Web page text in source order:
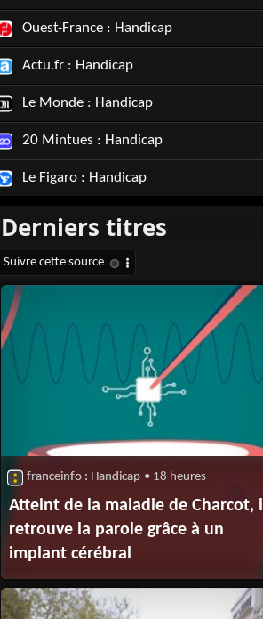
Ouest-France : Handicap
Actu.fr : Handicap
Le Monde : Handicap
20 Mintues : Handicap
Le Figaro : Handicap
franceinfo : Handicap • 18 heures
Atteint de la maladie de Charcot, il
retrouve la parole grâce à un
implant cérébral